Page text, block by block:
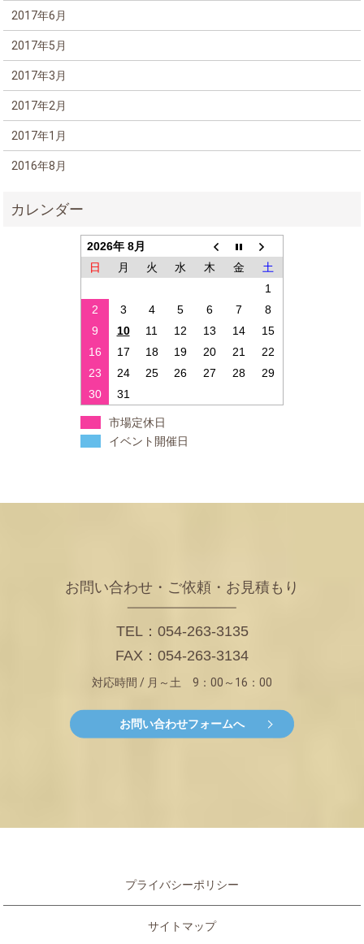
2017年6月
2017年5月
2017年3月
2017年2月
2017年1月
2016年8月
2026年 8月
日
月 火 水 木 金
土
1
2
3 4 5 6 7
8
9
10 11 12 13 14
15
16
17 18 19 20 21
22
23
24 25 26 27 28
29
30
31
市場定休日
イベント開催日
お問い合わせ・ご依頼・お見積もり
TEL：054-263-3135
FAX：054-263-3134
対応時間 / 月～土 9：00～16：00
お問い合わせフォームへ
プライバシーポリシー
サイトマップ